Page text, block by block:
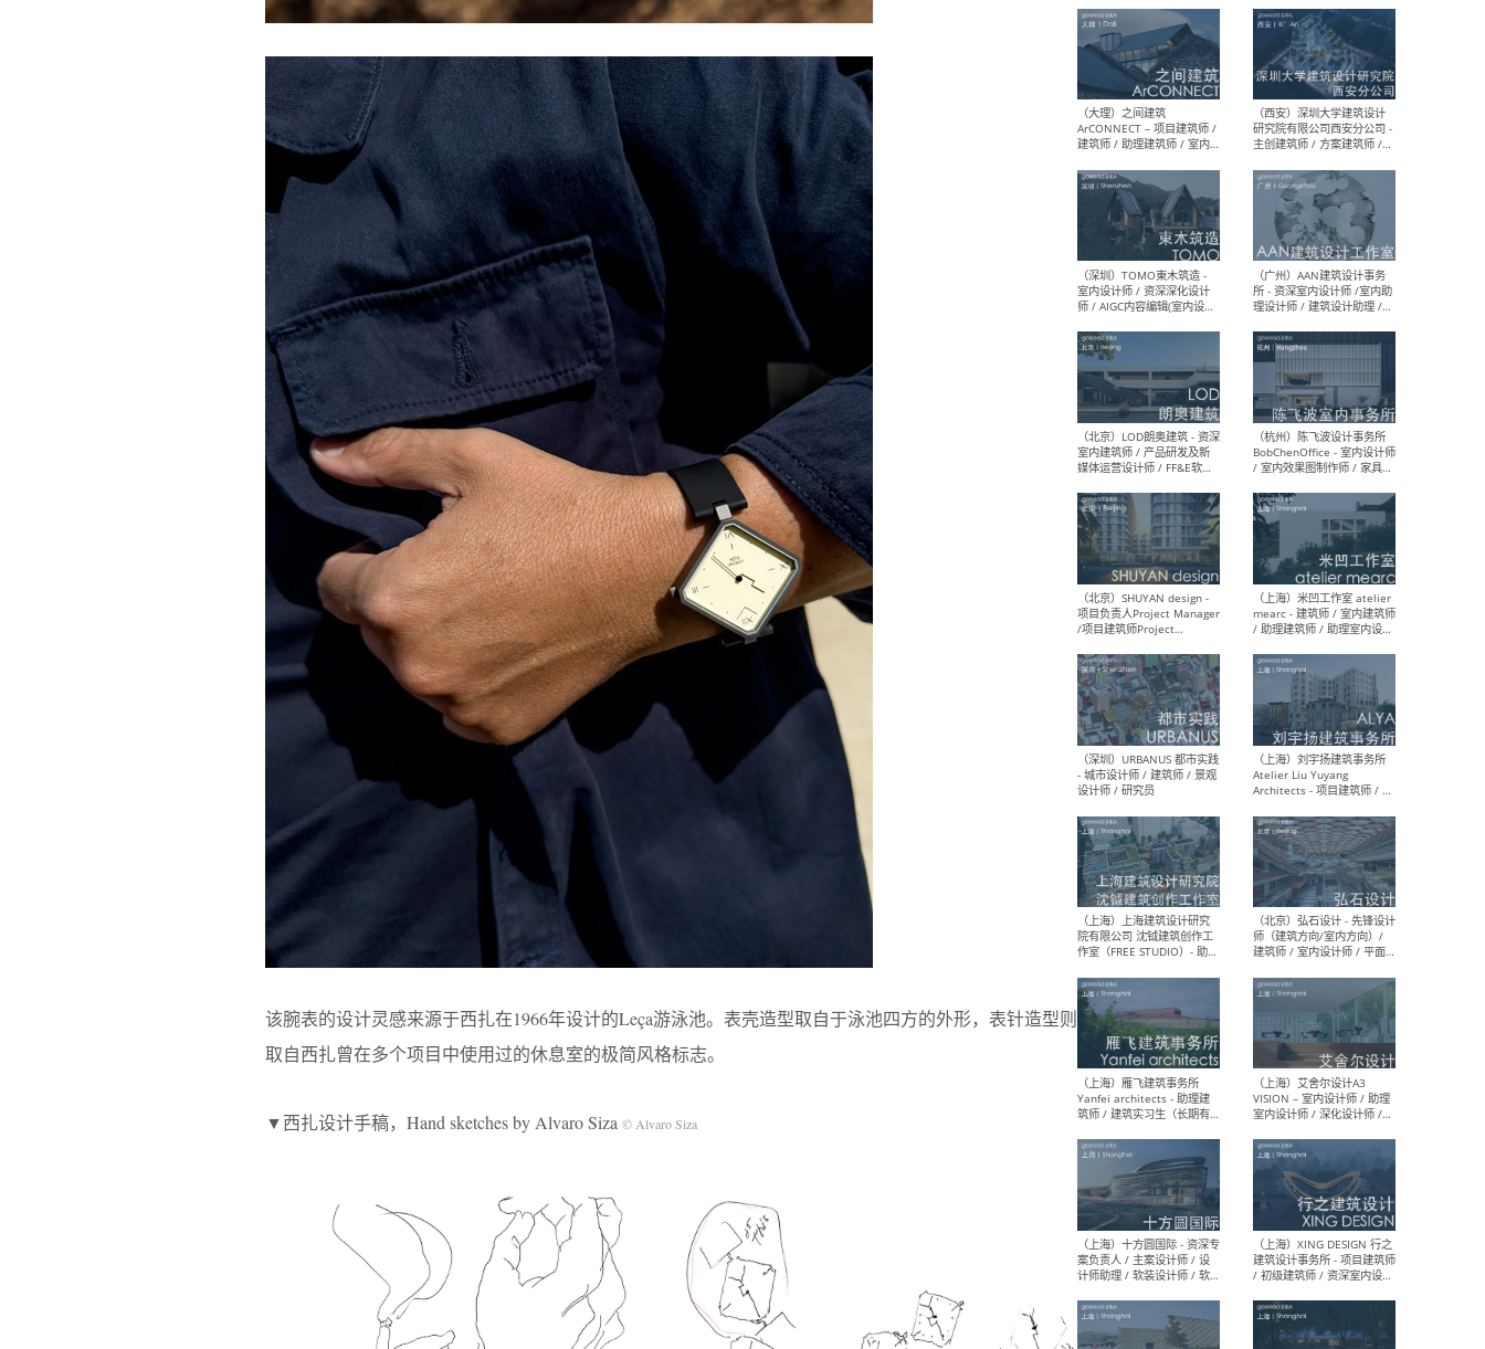
该腕表的设计灵感来源于西扎在1966年设计的Leça游泳池。表壳造型取自于泳池四方的外形，表针造型则
取自西扎曾在多个项目中使用过的休息室的极简风格标志。
▼西扎设计手稿，Hand sketches by Alvaro Siza © Alvaro Siza
设计实习生 / 建筑设计师
（应届）/ 建筑设计师（方案
设计）/ 建筑设计师（施工
图）/ 结构设计师 / 给排水设
计师
（上海）或者设计 OR
Design - 室内主案设计师 /
室内设计师 / 施工图深化设
计师 / 室内设计助理 / 新媒
体运营
（南京/淮安）江苏美城建筑
规划设计院有限公司 - 建筑方
案设计师 / 商务经理 / 暖通
设计师 / 造价工程师
（大理）之间建筑
ArCONNECT – 项目建筑师 /
建筑师 / 助理建筑师 / 室内
设计师 / 实习生
（深圳）TOMO東木筑造 -
室内设计师 / 资深深化设计
师 / AIGC内容编辑(室内设计
方向) / 照明设计师 / 软装设
计师
（北京）LOD朗奥建筑 - 资深
室内建筑师 / 产品研发及新
设计师 / 深化设计师 / 实习
（北京）SHUYAN design -
项目负责人Project Manager
/项目建筑师Project
Architect / 助理建筑师
Assistant Architect / 创始
人助理Founder's Assistant
/ 实习生Intern
（深圳）URBANUS 都市实践
- 城市设计师 / 建筑师 / 景观
设计师 / 研究员